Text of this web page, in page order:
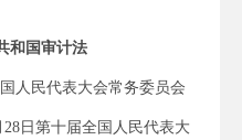
和国审计法
国人民代表大会常务委员会
日第十届全国人民代表大